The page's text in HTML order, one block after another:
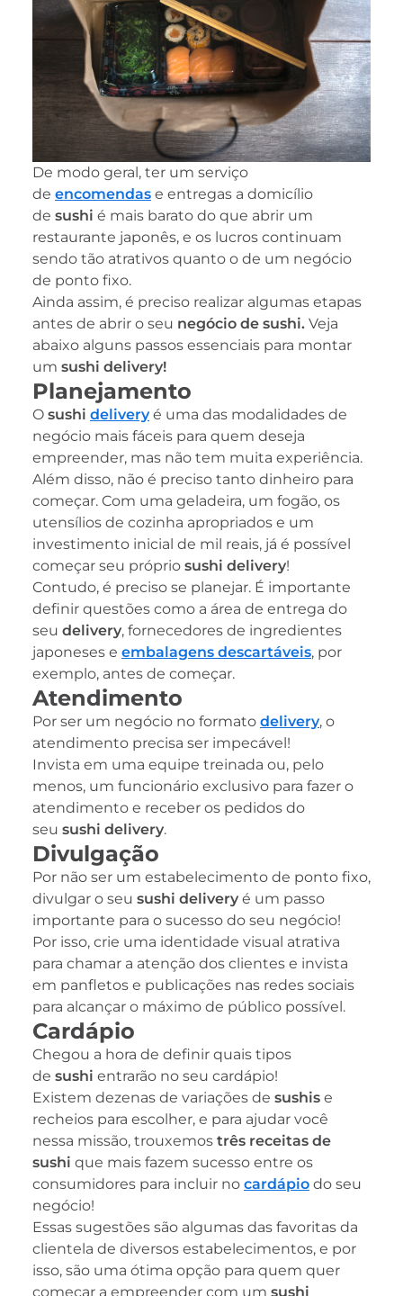
De modo geral, ter um serviço
de encomendas e entregas a domicílio
de sushi é mais barato do que abrir um
restaurante japonês, e os lucros continuam
sendo tão atrativos quanto o de um negócio
de ponto fixo.
Ainda assim, é preciso realizar algumas etapas
antes de abrir o seu negócio de sushi. Veja
abaixo alguns passos essenciais para montar
um sushi delivery!
Planejamento
O sushi delivery é uma das modalidades de
negócio mais fáceis para quem deseja
empreender, mas não tem muita experiência.
Além disso, não é preciso tanto dinheiro para
começar. Com uma geladeira, um fogão, os
utensílios de cozinha apropriados e um
investimento inicial de mil reais, já é possível
começar seu próprio sushi delivery!
Contudo, é preciso se planejar. É importante
definir questões como a área de entrega do
seu delivery, fornecedores de ingredientes
japoneses e embalagens descartáveis, por
exemplo, antes de começar.
Atendimento
Por ser um negócio no formato delivery, o
atendimento precisa ser impecável!
Invista em uma equipe treinada ou, pelo
menos, um funcionário exclusivo para fazer o
atendimento e receber os pedidos do
seu sushi delivery.
Divulgação
Por não ser um estabelecimento de ponto fixo,
divulgar o seu sushi delivery é um passo
importante para o sucesso do seu negócio!
Por isso, crie uma identidade visual atrativa
para chamar a atenção dos clientes e invista
em panfletos e publicações nas redes sociais
para alcançar o máximo de público possível.
Cardápio
Chegou a hora de definir quais tipos
de sushi entrarão no seu cardápio!
Existem dezenas de variações de sushis e
recheios para escolher, e para ajudar você
nessa missão, trouxemos três receitas de
sushi que mais fazem sucesso entre os
consumidores para incluir no cardápio do seu
negócio!
Essas sugestões são algumas das favoritas da
clientela de diversos estabelecimentos, e por
isso, são uma ótima opção para quem quer
começar a empreender com um sushi